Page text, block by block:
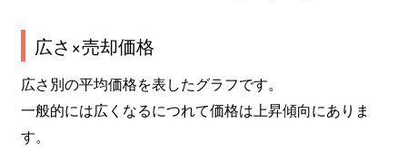
広さ×売却価格
広さ別の平均価格を表したグラフです。
一般的には広くなるにつれて価格は上昇傾向にありま
す。